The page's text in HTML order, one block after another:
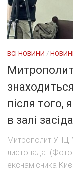
ВСІ НОВИНИ /
після того,
в залі
Митрополит УПЦ
листопада.
екснамісника